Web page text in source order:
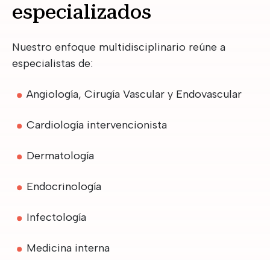
especializados
Nuestro enfoque multidisciplinario reúne a
especialistas de:
Angiología, Cirugía Vascular y Endovascular
Cardiología intervencionista
Dermatología
Endocrinología
Infectología
Medicina interna